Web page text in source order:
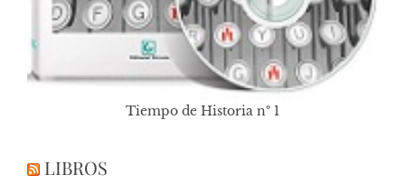
Tiempo de Historia nº 1
LIBROS